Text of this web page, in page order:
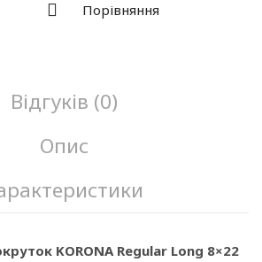
Порівняння
Відгуків (0)
Опис
KORONA Regular Long 8×22